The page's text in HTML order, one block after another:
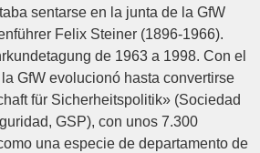
sentarse en la junta de la GfW
Felix Steiner (1896-1966).
de 1963 a 1998. Con el
GfW evolucionó hasta convertirse
für Sicherheitspolitik» (Sociedad
GSP), con unos 7.300
una especie de departamento de